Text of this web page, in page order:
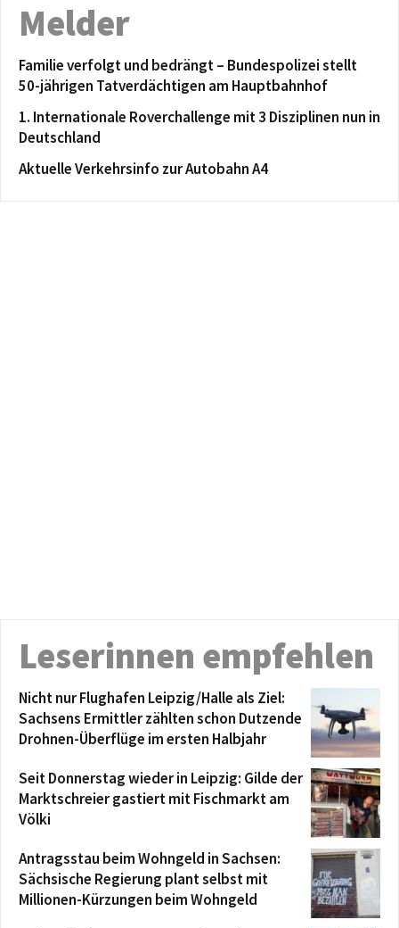
Melder
Familie verfolgt und bedrängt – Bundespolizei stellt
50-jährigen Tatverdächtigen am Hauptbahnhof
1. Internationale Roverchallenge mit 3 Disziplinen nun in
Deutschland
Aktuelle Verkehrsinfo zur Autobahn A4
Leserinnen empfehlen
Nicht nur Flughafen Leipzig/Halle als Ziel:
Sachsens Ermittler zählten schon Dutzende
Drohnen-Überflüge im ersten Halbjahr
Seit Donnerstag wieder in Leipzig: Gilde der
Marktschreier gastiert mit Fischmarkt am
Völki
Antragsstau beim Wohngeld in Sachsen:
Sächsische Regierung plant selbst mit
Millionen-Kürzungen beim Wohngeld